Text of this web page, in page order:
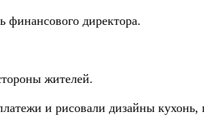
финансового директора.
жителей.
и рисовали дизайны кухонь,